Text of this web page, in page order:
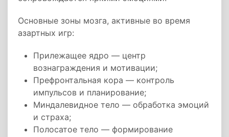
Основные зоны мозга, активные во время
азартных игр:
Прилежащее ядро — центр
вознаграждения и мотивации;
Префронтальная кора — контроль
импульсов и планирование;
Миндалевидное тело — обработка эмоций
и страха;
Полосатое тело — формирование